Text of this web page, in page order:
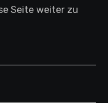
Seite weiter zu